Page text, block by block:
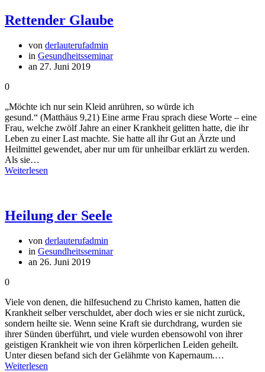
Rettender Glaube
von derlauterufadmin
in Gesundheitsseminar
an 27. Juni 2019
0
„Möchte ich nur sein Kleid anrühren, so würde ich
gesund.“ (Matthäus 9,21) Eine arme Frau sprach diese Worte – eine
Frau, welche zwölf Jahre an einer Krankheit gelitten hatte, die ihr
Leben zu einer Last machte. Sie hatte all ihr Gut an Ärzte und
Heilmittel gewendet, aber nur um für unheilbar erklärt zu werden.
Als sie…
Weiterlesen
Heilung der Seele
von derlauterufadmin
in Gesundheitsseminar
an 26. Juni 2019
0
Viele von denen, die hilfesuchend zu Christo kamen, hatten die
Krankheit selber verschuldet, aber doch wies er sie nicht zurück,
sondern heilte sie. Wenn seine Kraft sie durchdrang, wurden sie
ihrer Sünden überführt, und viele wurden ebensowohl von ihrer
geistigen Krankheit wie von ihren körperlichen Leiden geheilt.
Unter diesen befand sich der Gelähmte von Kapernaum.…
Weiterlesen